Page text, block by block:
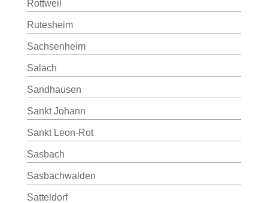
Rottweil
Rutesheim
Sachsenheim
Salach
Sandhausen
Sankt Johann
Sankt Leon-Rot
Sasbach
Sasbachwalden
Satteldorf